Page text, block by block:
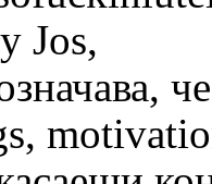
Jos,